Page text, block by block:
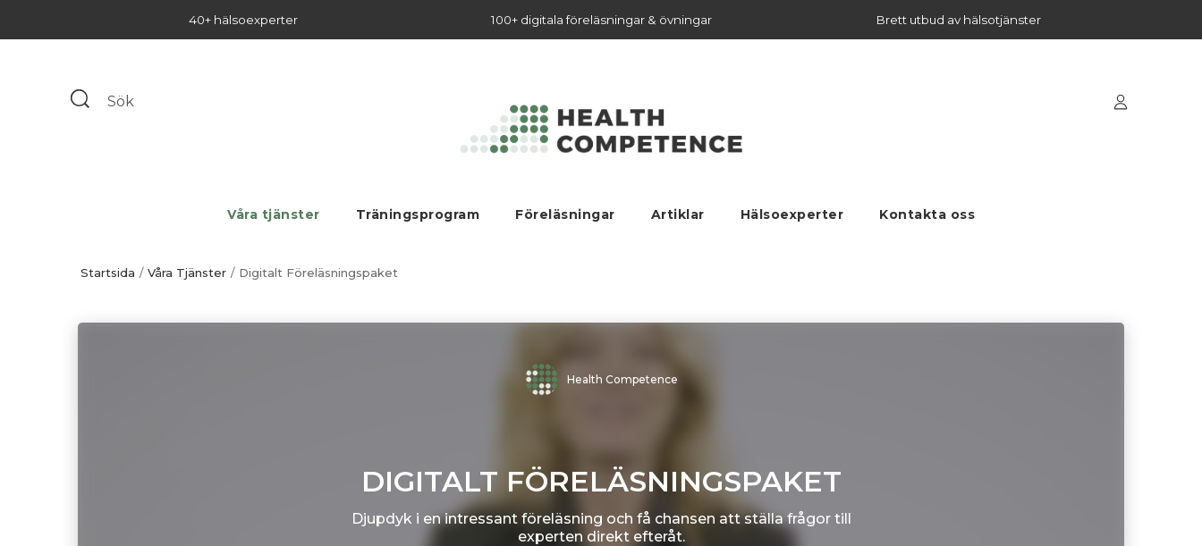
40+ hälsoexperter 100+ digitala föreläsningar & övningar Brett utbud av hälsotjänster
Våra tjänster Träningsprogram Föreläsningar Artiklar Hälsoexperter Kontakta oss
Startsida Våra Tjänster Digitalt Föreläsningspaket
Health Competence
DIGITALT FÖRELÄSNINGSPAKET
Djupdyk i en intressant föreläsning och få chansen att ställa frågor till
experten direkt efteråt.